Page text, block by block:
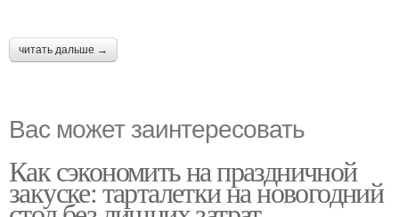
читать дальше →
Вас может заинтересовать
Как сэкономить на праздничной
закуске: тарталетки на новогодний